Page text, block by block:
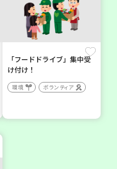
「フードドライブ」集中受
け付け！
環境 ボランティア